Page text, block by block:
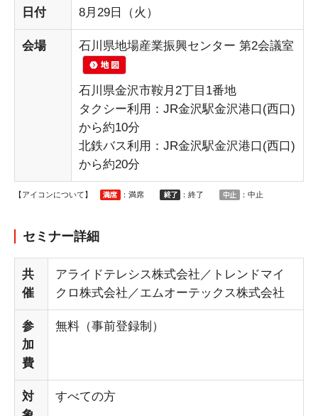
日付 8月29日（火）
会場 石川県地場産業振興センター 第2会議室
石川県金沢市鞍月2丁目1番地
タクシー利用：JR金沢駅金沢港口(西口)
から約10分
北鉄バス利用：JR金沢駅金沢港口(西口)
から約20分
【アイコンについて】 ：満席 ：終了 ：中止
セミナー詳細
共
催
アライドテレシス株式会社／トレンドマイ
クロ株式会社／エムオーテックス株式会社
参
加
費
無料（事前登録制）
対
すべての方